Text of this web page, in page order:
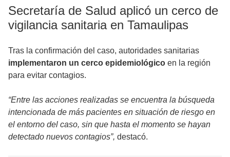
Secretaría de Salud aplicó un cerco de
vigilancia sanitaria en Tamaulipas
Tras la confirmación del caso, autoridades sanitarias
implementaron un cerco epidemiológico en la región
para evitar contagios.
“Entre las acciones realizadas se encuentra la búsqueda
intencionada de más pacientes en situación de riesgo en
el entorno del caso, sin que hasta el momento se hayan
detectado nuevos contagios”, destacó.